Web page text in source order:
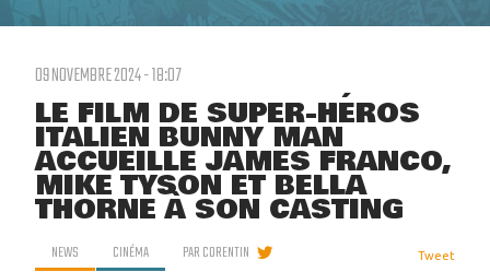
09 NOVEMBRE 2024 - 18:07
LE FILM DE SUPER-HÉROS
ITALIEN BUNNY MAN
ACCUEILLE JAMES FRANCO,
MIKE TYSON ET BELLA
THORNE À SON CASTING
NEWS CINÉMA PARCORENTIN Tweet